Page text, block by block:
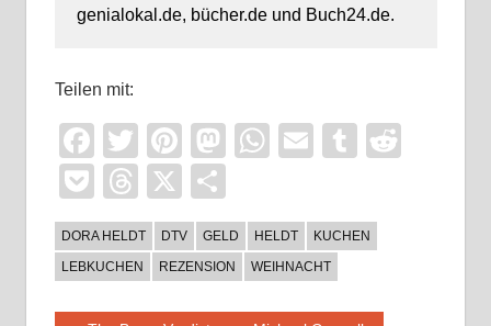
genialokal.de, bücher.de und Buch24.de.
Teilen mit:
Facebook
TwitterPinterest
Mastodon
WhatsApp
EmailTumblr
PocketThreads
X
DORA HELDT DTV GELD HELDT
KUCHEN
LEBKUCHEN
REZENSION WEIHNACHT